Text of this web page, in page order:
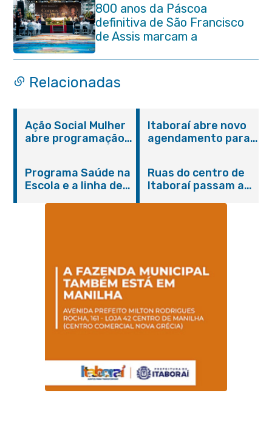
800 anos da Páscoa
definitiva de São Francisco
de Assis marcam a
celebração de Corpus Christi
em Itaboraí
Relacionadas
Ação Social Mulher
abre programação
serviços gratuitos e
orientações
Itaboraí abre novo
agendamento para
Programa Saúde na
Escola e a linha de
Magalhães Seabra
Ruas do centro de
Itaboraí passam a